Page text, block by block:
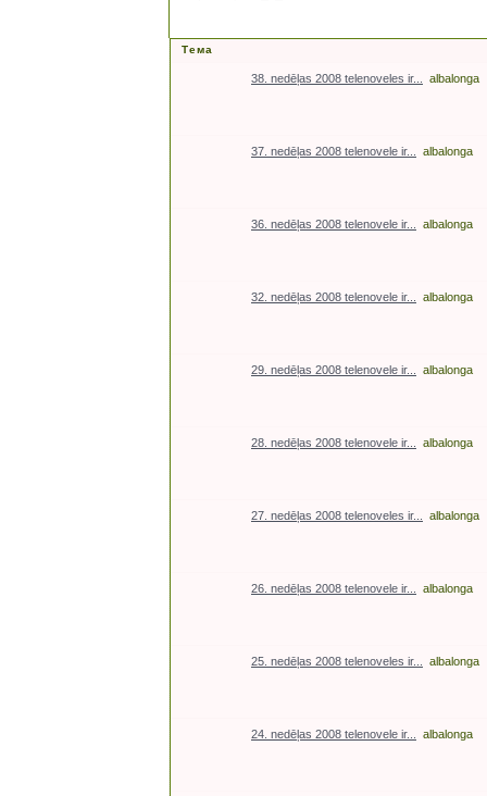
Тема
38. nedēļas 2008 telenoveles ir... albalonga
37. nedēļas 2008 telenovele ir... albalonga
36. nedēļas 2008 telenovele ir... albalonga
32. nedēļas 2008 telenovele ir... albalonga
29. nedēļas 2008 telenovele ir... albalonga
28. nedēļas 2008 telenovele ir... albalonga
27. nedēļas 2008 telenoveles ir... albalonga
26. nedēļas 2008 telenovele ir... albalonga
25. nedēļas 2008 telenoveles ir... albalonga
24. nedēļas 2008 telenovele ir... albalonga